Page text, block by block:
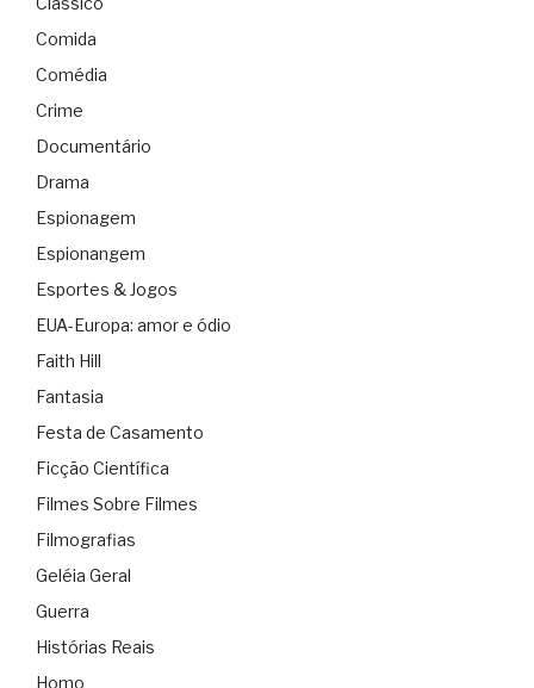
Comida
Comédia
Crime
Documentário
Drama
Espionagem
Espionangem
Esportes & Jogos
EUA-Europa: amor e ódio
Faith Hill
Fantasia
Festa de Casamento
Ficção Científica
Filmes Sobre Filmes
Filmografias
Geléia Geral
Guerra
Histórias Reais
Homo